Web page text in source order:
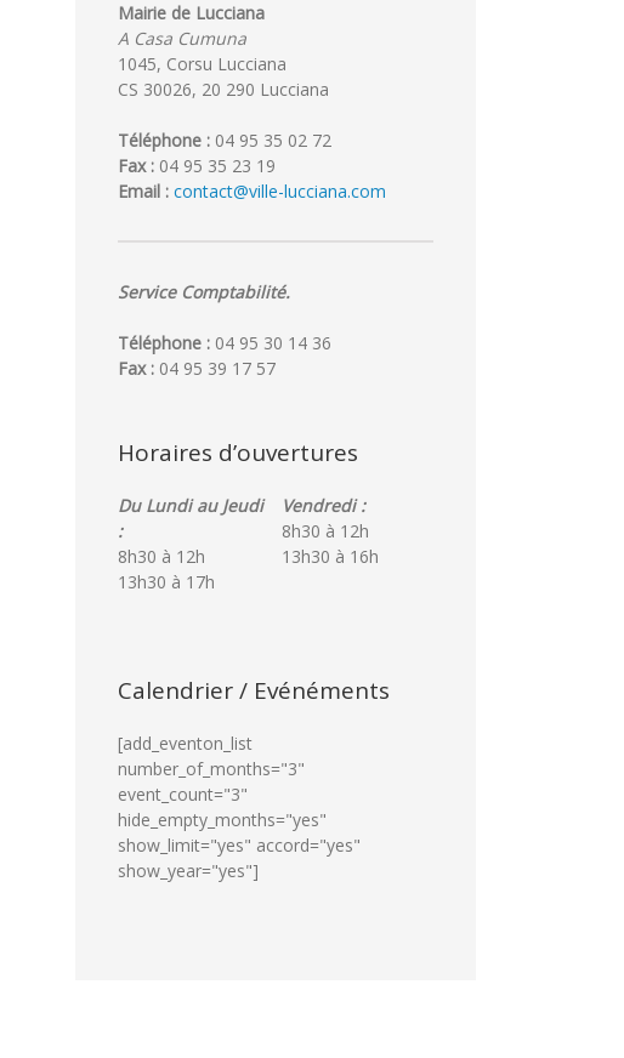
Mairie de Lucciana
A Casa Cumuna
1045, Corsu Lucciana
CS 30026, 20 290 Lucciana
Téléphone : 04 95 35 02 72
Fax : 04 95 35 23 19
Email : contact@ville-lucciana.com
Service Comptabilité.
Téléphone : 04 95 30 14 36
Fax : 04 95 39 17 57
Horaires d’ouvertures
Du Lundi au Jeudi
:
8h30 à 12h
13h30 à 17h
Vendredi :
8h30 à 12h
13h30 à 16h
Calendrier / Evénéments
[add_eventon_list
number_of_months="3"
event_count="3"
hide_empty_months="yes"
show_limit="yes" accord="yes"
show_year="yes"]